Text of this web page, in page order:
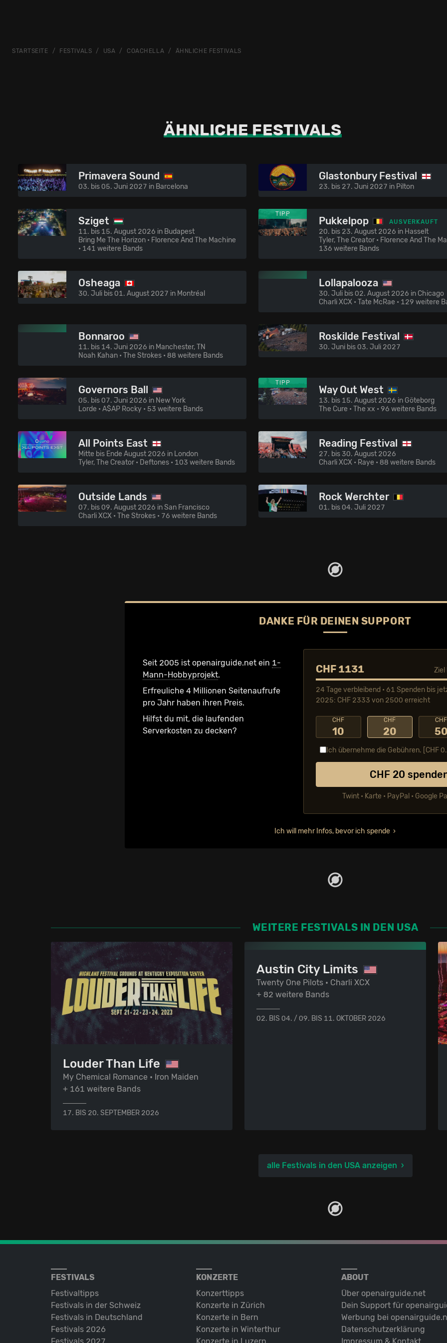
STARTSEITE FESTIVALS USA COACHELLA ÄHNLICHE FESTIVALS
ÄHNLICHE FESTIVALS
Primavera Sound
03. bis 05. Juni 2027 in Barcelona
Glastonbury Festival
23. bis 27. Juni 2027 in Pilton
Sziget
11. bis 15. August 2026 in Budapest
Bring Me The Horizon • Florence And The Machine
• 141 weitere Bands
TIPP
Pukkelpop AUSVERKAUFT
20. bis 23. August 2026 in Hasselt
Tyler, The Creator • Florence And The
136 weitere Bands
Osheaga
30. Juli bis 01. August 2027 in Montréal
Lollapalooza
30. Juli bis 02. August 2026 in Chicago
Charli XCX • Tate McRae • 129 weitere
Bonnaroo
11. bis 14. Juni 2026 in Manchester, TN
Noah Kahan • The Strokes• 88 weitere Bands
Roskilde Festival
30. Juni bis 03. Juli 2027
Governors Ball
05. bis 07. Juni 2026 in New York
Lorde • A$AP Rocky• 53 weitere Bands
TIPP
Way Out West
13. bis 15. August 2026 in Göteborg
The Cure • The xx • 96 weitere Bands
All Points East
Mitte bis Ende August 2026 in London
Tyler, The Creator • Deftones• 103 weitere Bands
Reading Festival
27. bis 30. August 2026
Charli XCX • Raye • 88 weitere Bands
Outside Lands
07. bis 09. August 2026 in San Francisco
Charli XCX • The Strokes• 76 weitere Bands
Rock Werchter
01. bis 04. Juli 2027
DANKE FÜR DEINEN SUPPORT
Seit 2005 ist openairguide.net ein 1-
Mann-Hobbyprojekt.
Erfreuliche 4 Millionen Seiten­aufrufe
pro Jahr haben ihren Preis.
Hilfst du mit, die laufenden
Serverkosten zu decken?
CHF 1131
24 Tage verbleibend • 61 Spenden bis
2025: CHF 2333 von 2500 erreicht
CHF
10
CHF
20
CHF
50
Ich übernehme die Gebühren. [CHF
CHF 20
Twint • Karte • PayPal • Google
Ich will mehr Infos, bevor ich spende
WEITERE FESTIVALS IN DEN USA
Louder Than Life
My Chemical Romance • Iron Maiden
+ 161 weitere Bands
17. BIS 20. SEPTEMBER 2026
Austin City Limits
Twenty One Pilots • Charli XCX
+ 82 weitere Bands
02. BIS 04. / 09. BIS 11. OKTOBER 2026
alle Festivals in den USA anzeigen
FESTIVALS
Festivaltipps
Festivals in der Schweiz
Festivals in Deutschland
Festivals 2026
KONZERTE
Konzerttipps
Konzerte in Zürich
Konzerte in Bern
Konzerte in Winterthur
ABOUT
Über openairguide.net
Dein Support für
Werbung bei
Datenschutz­erklärung